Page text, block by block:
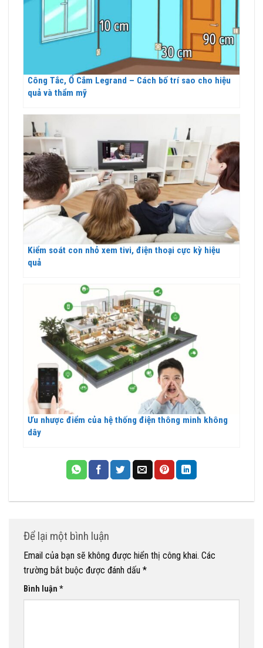
Công Tắc, Ổ Cắm Legrand – Cách bố trí sao cho hiệu
quả và thẩm mỹ
Kiểm soát con nhỏ xem tivi, điện thoại cực kỳ hiệu
quả
Ưu nhược điểm của hệ thống điện thông minh không
dây
Để lại một bình luận
Email của bạn sẽ không được hiển thị công khai. Các
trường bắt buộc được đánh dấu *
Bình luận *